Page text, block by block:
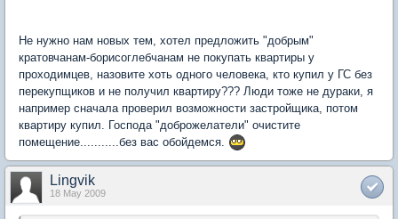
Не нужно нам новых тем, хотел предложить "добрым"
кратовчанам-борисоглебчанам не покупать квартиры у
проходимцев, назовите хоть одного человека, кто купил у ГС без
перекупщиков и не получил квартиру??? Люди тоже не дураки, я
например сначала проверил возможности застройщика, потом
квартиру купил. Господа "доброжелатели" очистите
помещение...........без вас обойдемся.
Lingvik
18 May 2009